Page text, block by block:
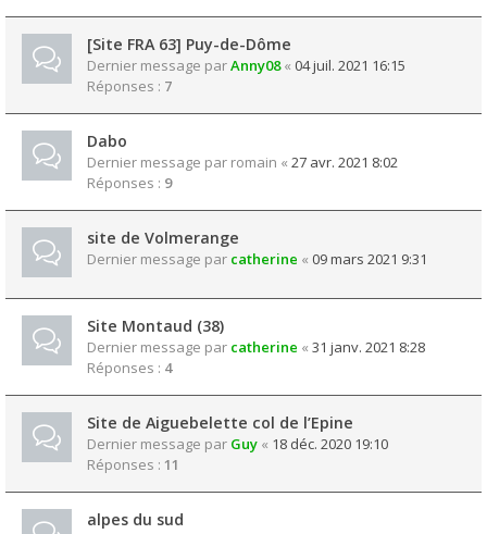
[Site FRA 63] Puy-de-Dôme
Dernier message parAnny08« 04 juil. 2021 16:15
Réponses : 7
Dabo
Dernier message par romain « 27 avr. 2021 8:02
Réponses : 9
site de Volmerange
Dernier message par catherine « 09 mars 2021 9:31
Site Montaud (38)
Dernier message par catherine « 31 janv. 2021 8:28
Réponses : 4
Site de Aiguebelette col de l’Epine
Dernier message par Guy « 18 déc. 2020 19:10
Réponses : 11
alpes du sud